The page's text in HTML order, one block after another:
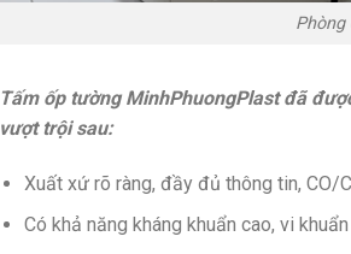
Phòng
Tấm ốp tường MinhPhuongPlast đã
vượt trội sau:
Xuất xứ rõ ràng, đầy đủ thông tin, CO/
Có khả năng kháng khuẩn cao, vi